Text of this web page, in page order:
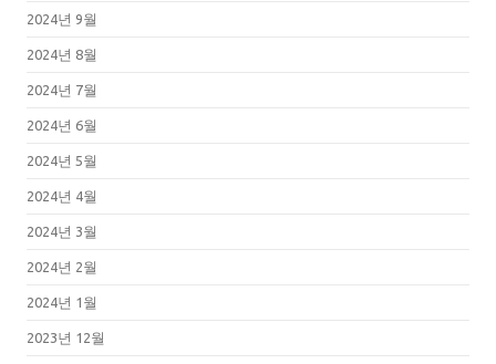
2024년 9월
2024년 8월
2024년 7월
2024년 6월
2024년 5월
2024년 4월
2024년 3월
2024년 2월
2024년 1월
2023년 12월